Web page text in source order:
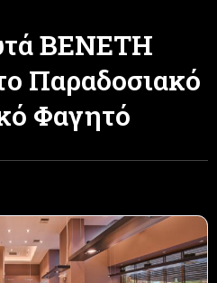
ΒΕΝΕΤΗ
Παραδοσιακό
Φαγητό